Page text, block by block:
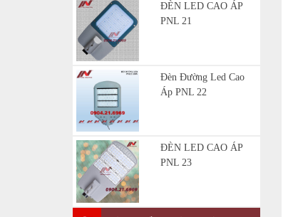
ĐÈN LED CAO ÁP
PNL 21
Đèn Đường Led Cao
Áp PNL 22
ĐÈN LED CAO ÁP
PNL 23